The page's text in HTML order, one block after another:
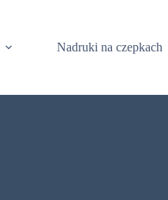
Nadruki na czepkach